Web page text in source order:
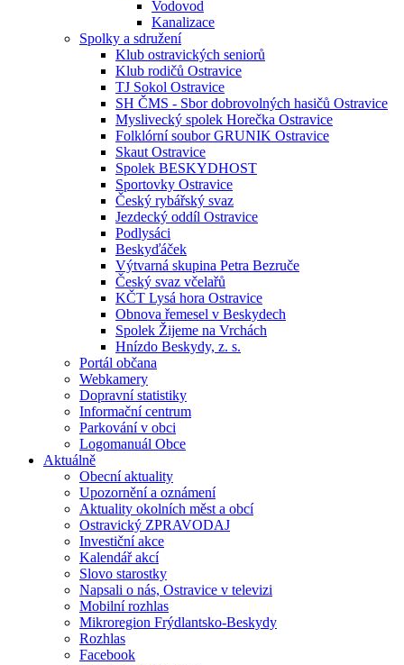
Vodovod
Kanalizace
Spolky a sdružení
Klub ostravických seniorů
Klub rodičů Ostravice
TJ Sokol Ostravice
SH ČMS - Sbor dobrovolných hasičů Ostravice
Myslivecký spolek Horečka Ostravice
Folklórní soubor GRUNIK Ostravice
Skaut Ostravice
Spolek BESKYDHOST
Sportovky Ostravice
Český rybářský svaz
Jezdecký oddíl Ostravice
Podlysáci
Beskyďáček
Výtvarná skupina Petra Bezruče
Český svaz včelařů
KČT Lysá hora Ostravice
Obnova řemesel v Beskydech
Spolek Žijeme na Vrchách
Hnízdo Beskydy, z. s.
Portál občana
Webkamery
Dopravní statistiky
Informační centrum
Parkování v obci
Logomanuál Obce
Aktuálně
Obecní aktuality
Upozornění a oznámení
Aktuality okolních měst a obcí
Ostravický ZPRAVODAJ
Investiční akce
Kalendář akcí
Slovo starostky
Napsali o nás, Ostravice v televizi
Mobilní rozhlas
Mikroregion Frýdlantsko-Beskydy
Rozhlas
Facebook